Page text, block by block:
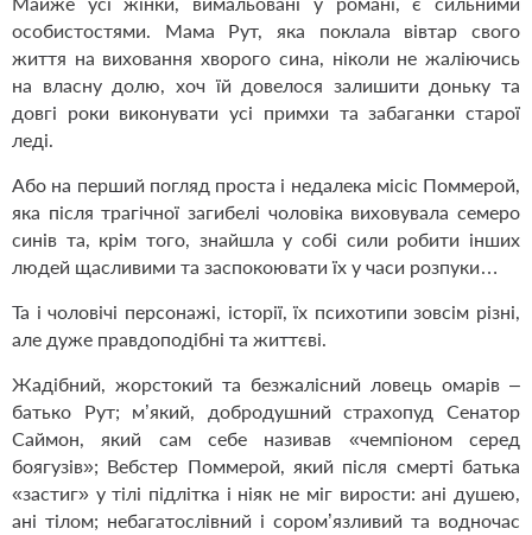
особистостями. Мама Рут, яка поклала вівтар свого
життя на виховання хворого сина, ніколи не жаліючись
на власну долю, хоч їй довелося залишити доньку та
довгі роки виконувати усі примхи та забаганки старої
леді.
Або на перший погляд проста і недалека місіс Поммерой,
яка після трагічної загибелі чоловіка виховувала семеро
синів та, крім того, знайшла у собі сили робити інших
людей щасливими та заспокоювати їх у часи розпуки…
Та і чоловічі персонажі, історії, їх психотипи зовсім різні,
але дуже правдоподібні та життєві.
Жадібний, жорстокий та безжалісний ловець омарів –
батько Рут; м’який, добродушний страхопуд Сенатор
Саймон, який сам себе називав «чемпіоном серед
боягузів»; Вебстер Поммерой, який після смерті батька
«застиг» у тілі підлітка і ніяк не міг вирости: ані душею,
ані тілом; небагатослівний і сором’язливий та водночас